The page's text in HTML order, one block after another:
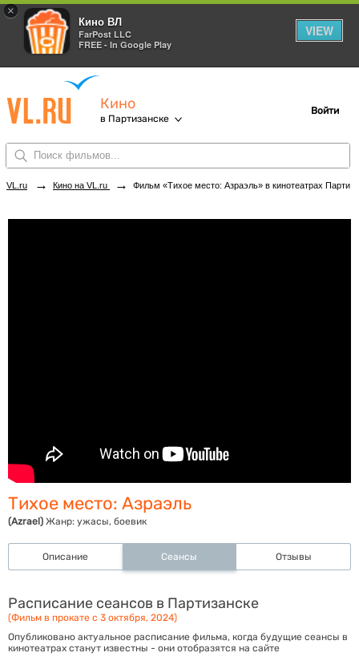
×
Кино ВЛ
FarPost LLC
FREE - In Google Play
VIEW
Кино
в Партизанске
Войти
VL.ru → Кино на VL.ru → Фильм «Тихое место: Азраэль» в кинотеатрах Партизанска. Купить билеты!
Тихое место: Азраэль
(Azrael) Жанр: ужасы, боевик
Описание Сеансы Отзывы
Расписание сеансов в Партизанске
(Фильм в прокате с 3 октября, 2024)
Опубликовано актуальное расписание фильма, когда будущие сеансы в
кинотеатрах станут известны - они отобразятся на сайте